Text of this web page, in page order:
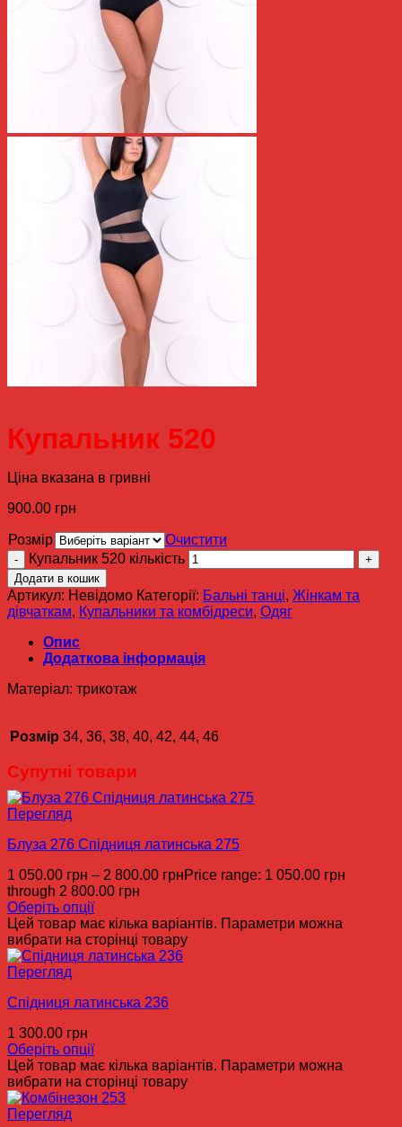
Купальник 520
Ціна вказана в гривні
900.00 грн
Розмір
Очистити
Купальник 520 кількість
Додати в кошик
Артикул: Невідомо Категорії: Бальні танці, Жінкам та
дівчаткам, Купальники та комбідреси, Одяг
Опис
Додаткова інформація
Матеріал: трикотаж
Розмір 34, 36, 38, 40, 42, 44, 46
Супутні товари
Перегляд
Блуза 276 Спідниця латинська 275
1 050.00 грн – 2 800.00 грнPrice range: 1 050.00 грн
through 2 800.00 грн
Оберіть опції
Цей товар має кілька варіантів. Параметри можна
вибрати на сторінці товару
Перегляд
Спідниця латинська 236
1 300.00 грн
Оберіть опції
Цей товар має кілька варіантів. Параметри можна
вибрати на сторінці товару
Перегляд